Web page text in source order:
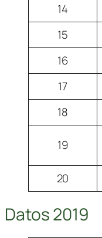
14
15
16
17
18
19
20
Datos 2019